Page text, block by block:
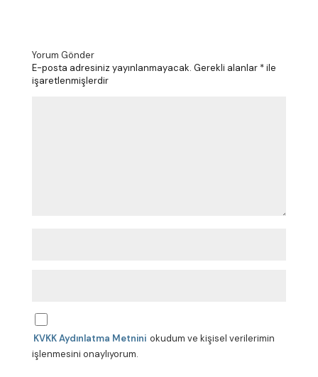
Yorum Gönder
E-posta adresiniz yayınlanmayacak. Gerekli alanlar *ile
işaretlenmişlerdir
o
s
t
a
KVKK Aydınlatma Metnini okudum ve kişisel verilerimin
işlenmesini onaylıyorum.